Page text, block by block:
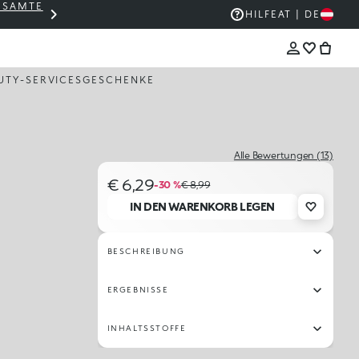
THE KIKO SALE: BIS ZU -50 %
HILFE AT | DE
SERVICESGESCHENKE
Alle Bewertungen (13)
€ 6,29-30 %€ 8,99
IN DEN WARENKORB LEGEN
BESCHREIBUNG
ERGEBNISSE
INHALTSSTOFFE